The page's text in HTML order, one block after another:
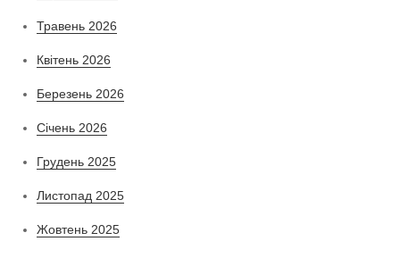
Травень 2026
Квітень 2026
Березень 2026
Січень 2026
Грудень 2025
Листопад 2025
Жовтень 2025